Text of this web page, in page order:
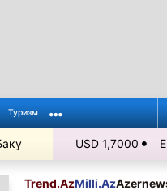
Туризм
USD 1,7000
Trend.AzMilli.Az